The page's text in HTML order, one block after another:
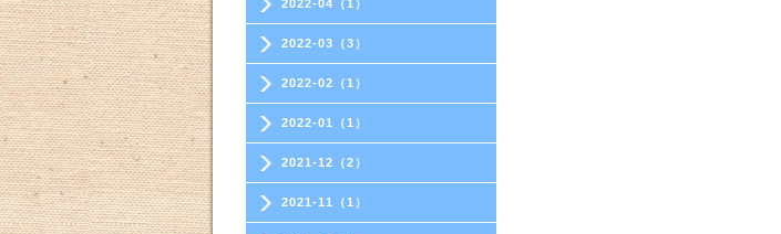
2022-04（1）
2022-03（3）
2022-02（1）
2022-01（1）
2021-12（2）
2021-11（1）